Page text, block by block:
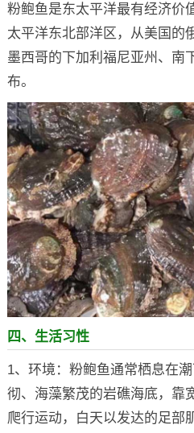
粉鲍鱼是东太平洋最有经济价
太平洋东北部洋区，从美国的
墨西哥的下加利福尼亚州、南
布。
四、生活习性
1、环境：粉鲍鱼通常栖息在
彻、海藻繁茂的岩礁海底，靠
爬行运动，白天以发达的足部